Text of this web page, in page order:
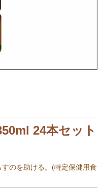
24本セット
のを助ける。(特定保健用食